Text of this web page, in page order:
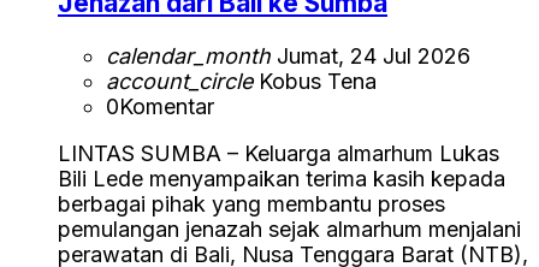
calendar_month Jumat, 24 Jul 2026
account_circleKobus Tena
0Komentar
LINTAS SUMBA – Keluarga almarhum Lukas
Bili Lede menyampaikan terima kasih kepada
berbagai pihak yang membantu proses
pemulangan jenazah sejak almarhum menjalani
perawatan di Bali, Nusa Tenggara Barat (NTB),